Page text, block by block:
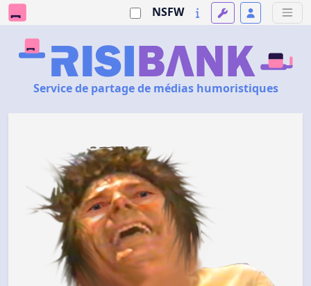
NSFW
Service de partage de médias humoristiques